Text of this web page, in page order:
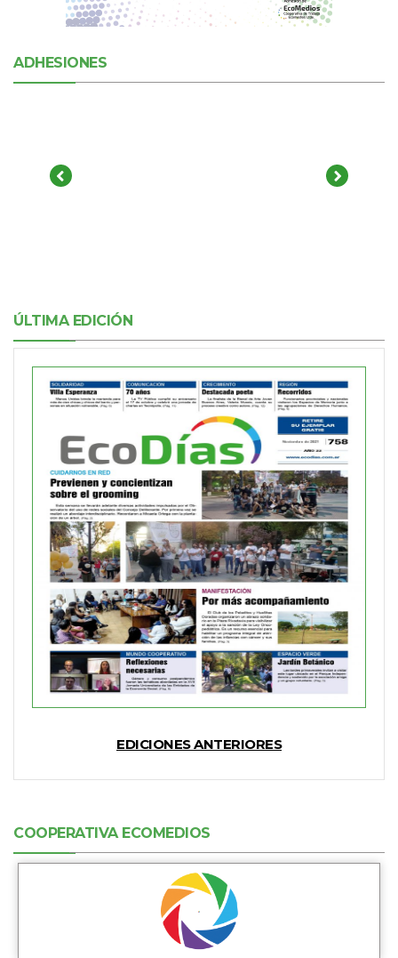
ADHESIONES
ÚLTIMA EDICIÓN
EDICIONES ANTERIORES
COOPERATIVA ECOMEDIOS